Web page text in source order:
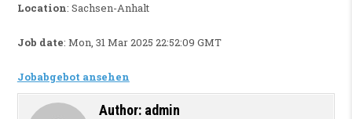
Location: Sachsen-Anhalt
Job date: Mon, 31 Mar 2025 22:52:09 GMT
Jobabgebot ansehen
Author: admin